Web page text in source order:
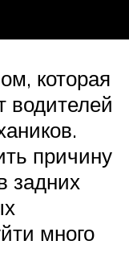
которая
водителей
причину
задних
много